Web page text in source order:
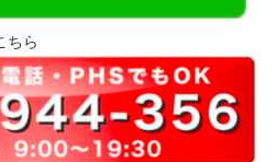
ちら